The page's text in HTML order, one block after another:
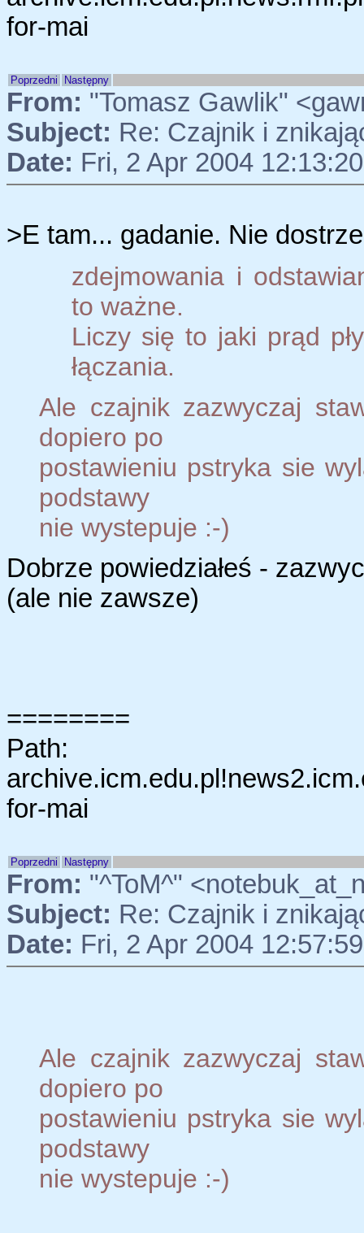
for-mai
Poprzedni Następny
From: "Tomasz Gawlik"
Subject: Re: Czajnik i
Date: Fri, 2 Apr 2004
>E tam... gadanie. Nie
zdejmowania i
to ważne.
Liczy się to jaki prąd
łączania.
Ale czajnik zazwyczaj
dopiero po
postawieniu pstryka sie
podstawy
nie wystepuje :-)
Dobrze powiedziałeś -
(ale nie zawsze)
========
for-mai
Poprzedni Następny
From: "^ToM^"
Subject: Re: Czajnik i
Date: Fri, 2 Apr 2004
Ale czajnik zazwyczaj
dopiero po
postawieniu pstryka sie
podstawy
nie wystepuje :-)